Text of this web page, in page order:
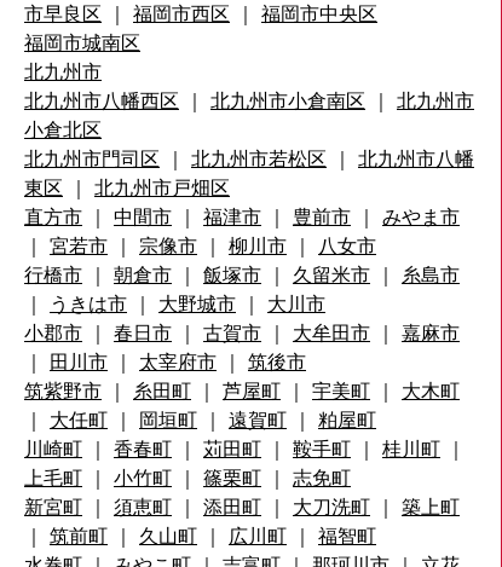
市早良区 ｜ 福岡市西区 ｜ 福岡市中央区
福岡市城南区
北九州市
北九州市八幡西区 ｜ 北九州市小倉南区 ｜ 北九州市
小倉北区
北九州市門司区 ｜ 北九州市若松区 ｜ 北九州市八幡
東区 ｜ 北九州市戸畑区
直方市 ｜ 中間市 ｜ 福津市 ｜ 豊前市 ｜ みやま市
｜ 宮若市 ｜ 宗像市 ｜ 柳川市 ｜ 八女市
行橋市 ｜ 朝倉市 ｜ 飯塚市 ｜ 久留米市 ｜ 糸島市
｜
うきは市 ｜ 大野城市 ｜ 大川市
小郡市 ｜ 春日市 ｜ 古賀市 ｜ 大牟田市 ｜ 嘉麻市
｜ 田川市 ｜ 太宰府市 ｜ 筑後市
筑紫野市 ｜ 糸田町 ｜ 芦屋町 ｜ 宇美町 ｜ 大木町
｜ 大任町 ｜ 岡垣町 ｜ 遠賀町 ｜ 粕屋町
川崎町 ｜ 香春町 ｜ 苅田町 ｜ 鞍手町 ｜ 桂川町 ｜
上毛町 ｜ 小竹町 ｜ 篠栗町 ｜ 志免町
新宮町 ｜ 須恵町 ｜ 添田町 ｜ 大刀洗町 ｜ 築上町
｜ 筑前町 ｜ 久山町 ｜ 広川町 ｜ 福智町